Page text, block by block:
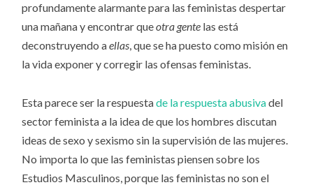
profundamente alarmante para las feministas despertar
una mañana y encontrar queotra gente las está
deconstruyendo aellas, que se ha puesto como misión en
la vida exponer y corregir las ofensas feministas.
Esta parece ser la respuestade larespuestaabusivadel
sector feminista a la idea de que los hombres discutan
ideas de sexo y sexismo sin la supervisión de las mujeres.
No importa lo que las feministas piensen sobre los
Estudios Masculinos, porque las feministas no son el